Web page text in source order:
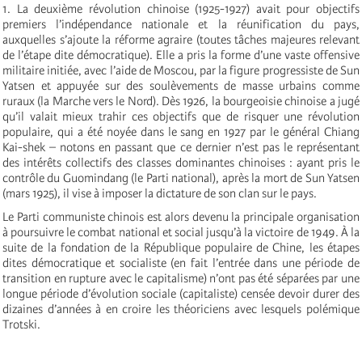
1. La deuxième révolution chinoise (1925-1927) avait pour objectifs
premiers l’indépendance nationale et la réunification du pays,
auxquelles s’ajoute la réforme agraire (toutes tâches majeures relevant
de l’étape dite démocratique). Elle a pris la forme d’une vaste offensive
militaire initiée, avec l’aide de Moscou, par la figure progressiste de Sun
Yatsen et appuyée sur des soulèvements de masse urbains comme
ruraux (la Marche vers le Nord). Dès 1926, la bourgeoisie chinoise a jugé
qu’il valait mieux trahir ces objectifs que de risquer une révolution
populaire, qui a été noyée dans le sang en 1927 par le général Chiang
Kai-shek – notons en passant que ce dernier n’est pas le représentant
des intérêts collectifs des classes dominantes chinoises : ayant pris le
contrôle du Guomindang (le Parti national), après la mort de Sun Yatsen
(mars 1925), il vise à imposer la dictature de son clan sur le pays.
Le Parti communiste chinois est alors devenu la principale organisation
à poursuivre le combat national et social jusqu’à la victoire de 1949. À la
suite de la fondation de la République populaire de Chine, les étapes
dites démocratique et socialiste (en fait l’entrée dans une période de
transition en rupture avec le capitalisme) n’ont pas été séparées par une
longue période d’évolution sociale (capitaliste) censée devoir durer des
dizaines d’années à en croire les théoriciens avec lesquels polémique
Trotski.